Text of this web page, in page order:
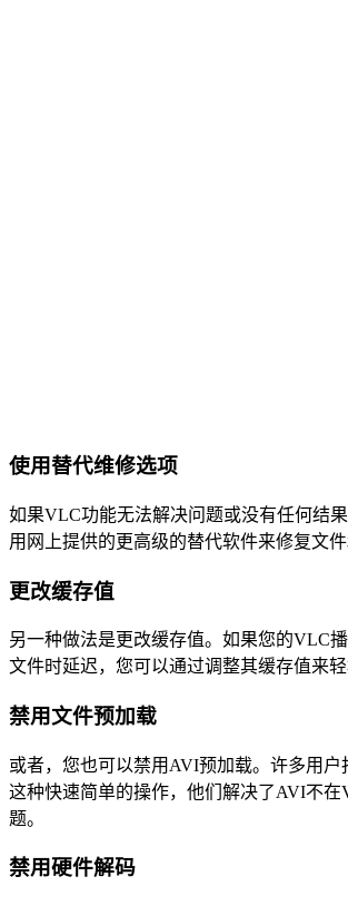
使用替代维修选项
如果VLC功能无法解决问题或没有任何结
用网上提供的更高级的替代软件来修复文件
更改缓存值
另一种做法是更改缓存值。如果您的VLC
文件时延迟，您可以通过调整其缓存值来轻
禁用文件预加载
或者，您也可以禁用AVI预加载。许多用户
这种快速简单的操作，他们解决了AVI不在
题。
禁用硬件解码